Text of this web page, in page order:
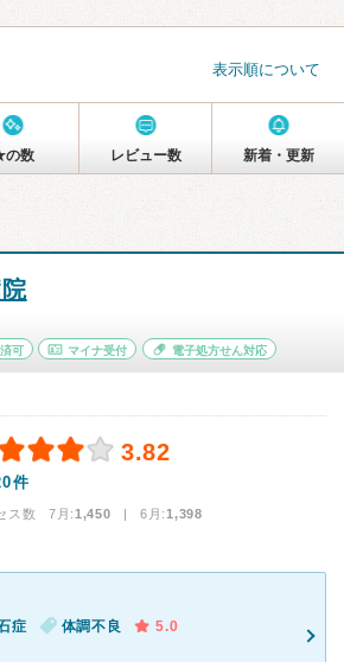
表示順について
数 レビュー数 新着・更新
可 マイナ受付 電子処方せん対応
3.82
件
ス数 7月:1,450 | 6月:1,398
症 体調不良
5.0